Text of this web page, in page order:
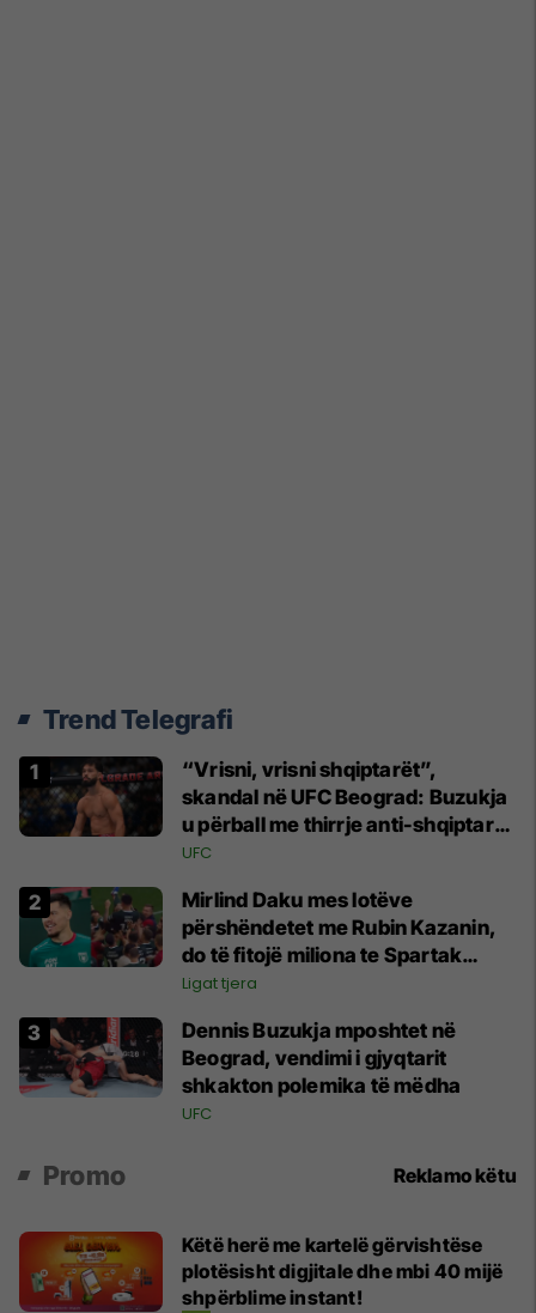
Trend Telegrafi
“Vrisni, vrisni shqiptarët”,
skandal në UFC Beograd: Buzukja
u përball me thirrje anti-shqiptare
nga tribunat
UFC
Mirlind Daku mes lotëve
përshëndetet me Rubin Kazanin,
do të fitojë miliona te Spartak
Moska
Ligat tjera
Dennis Buzukja mposhtet në
Beograd, vendimi i gjyqtarit
shkakton polemika të mëdha
UFC
Promo Reklamo këtu
Këtë herë me kartelë gërvishtëse
plotësisht digjitale dhe mbi 40 mijë
shpërblime instant!